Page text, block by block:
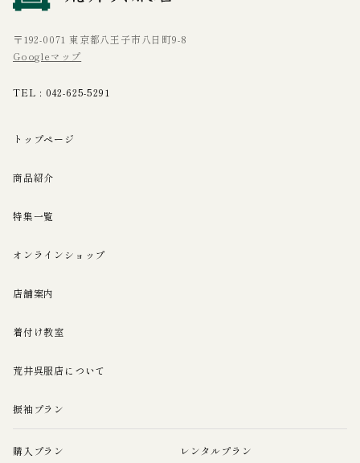
〒192-0071 東京都八王子市八日町9-8
Googleマップ
TEL : 042-625-5291
トップページ
商品紹介
特集一覧
オンラインショップ
店舗案内
着付け教室
荒井呉服店について
振袖プラン
購入プラン レンタルプラン